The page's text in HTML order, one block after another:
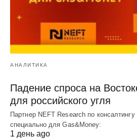
АНАЛИТИКА
Падение спроса на
для российского угля
Партнер NEFT Research по
специально для Gas&Money:
1 день ago